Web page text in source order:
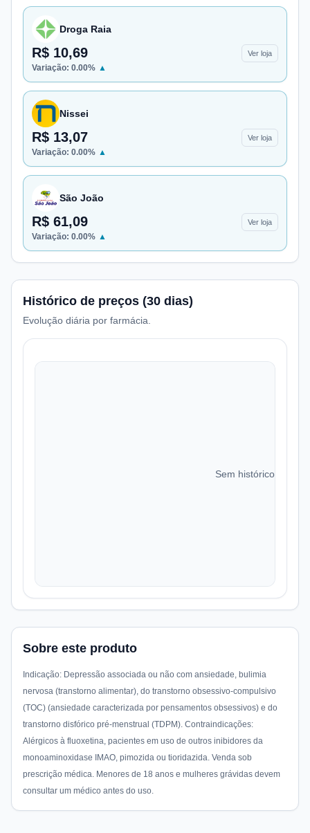
Droga Raia
R$ 10,69 Ver loja
Variação: 0.00% ▲
Nissei
R$ 13,07 Ver loja
Variação: 0.00% ▲
São João
R$ 61,09 Ver loja
Variação: 0.00% ▲
Histórico de preços (30 dias)
Evolução diária por farmácia.
Sem histórico de
Sobre este produto
Indicação: Depressão associada ou não com ansiedade, bulimia
nervosa (transtorno alimentar), do transtorno obsessivo-compulsivo
(TOC) (ansiedade caracterizada por pensamentos obsessivos) e do
transtorno disfórico pré-menstrual (TDPM). Contraindicações:
Alérgicos à fluoxetina, pacientes em uso de outros inibidores da
monoaminoxidase IMAO, pimozida ou tioridazida. Venda sob
prescrição médica. Menores de 18 anos e mulheres grávidas devem
consultar um médico antes do uso.